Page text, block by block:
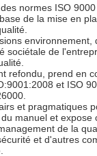
normes ISO
de la mise en
environnement,
sociétale de
refondu, prend en
et ISO
et pragmatiques
manuel et expose
de la
et d'autres